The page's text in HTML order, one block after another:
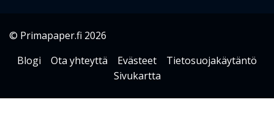
© Primapaper.fi 2026
Blogi
Ota yhteyttä Evästeet
Tietosuojakäytäntö
Sivukartta